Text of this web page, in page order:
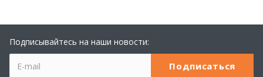
Подписывайтесь на наши новости: